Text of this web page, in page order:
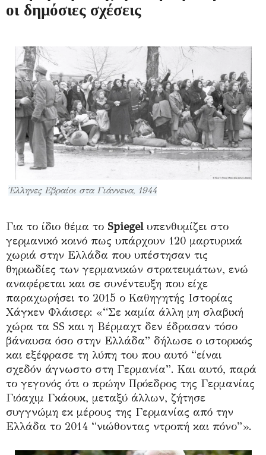
οι δημόσιες σχέσεις
Έλληνες Εβραίοι στα Γιάννενα, 1944
Για το ίδιο θέμα το Spiegel υπενθυμίζει στο
γερμανικό κοινό πως υπάρχουν 120 μαρτυρικά
χωριά στην Ελλάδα που υπέστησαν τις
θηριωδίες των γερμανικών στρατευμάτων, ενώ
αναφέρεται και σε συνέντευξη που είχε
παραχωρήσει το 2015 ο Καθηγητής Ιστορίας
Χάγκεν Φλάισερ: «“Σε καμία άλλη μη σλαβική
χώρα τα SS και η Βέρμαχτ δεν έδρασαν τόσο
βάναυσα όσο στην Ελλάδα” δήλωσε ο ιστορικός
και εξέφρασε τη λύπη του που αυτό “είναι
σχεδόν άγνωστο στη Γερμανία”. Και αυτό, παρά
το γεγονός ότι ο πρώην Πρόεδρος της Γερμανίας
Γιόαχιμ Γκάουκ, μεταξύ άλλων, ζήτησε
συγγνώμη εκ μέρους της Γερμανίας από την
Ελλάδα το 2014 “νιώθοντας ντροπή και πόνο”».